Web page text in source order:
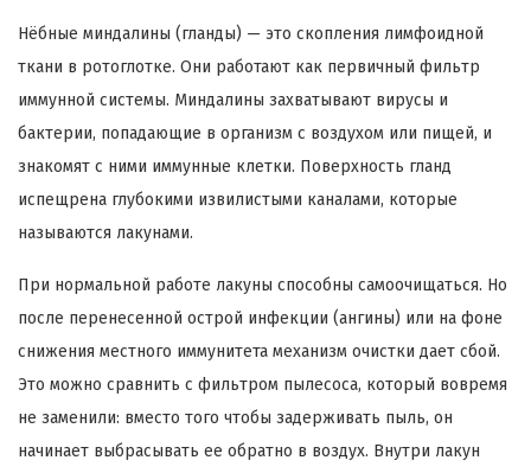
Нёбные миндалины (гланды) — это скопления лимфоидной
ткани в ротоглотке. Они работают как первичный фильтр
иммунной системы. Миндалины захватывают вирусы и
бактерии, попадающие в организм с воздухом или пищей, и
знакомят с ними иммунные клетки. Поверхность гланд
испещрена глубокими извилистыми каналами, которые
называются лакунами.
При нормальной работе лакуны способны самоочищаться. Но
после перенесенной острой инфекции (ангины) или на фоне
снижения местного иммунитета механизм очистки дает сбой.
Это можно сравнить с фильтром пылесоса, который вовремя
не заменили: вместо того чтобы задерживать пыль, он
начинает выбрасывать ее обратно в воздух. Внутри лакун